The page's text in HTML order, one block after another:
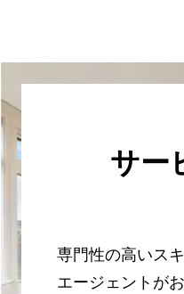
サー
専門性の高いス
エージェントが